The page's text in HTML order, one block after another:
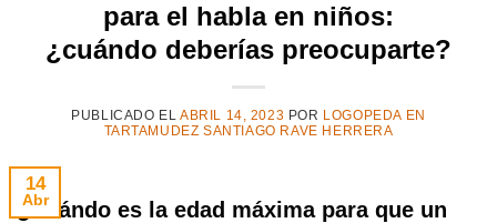
para el habla en niños:
¿cuándo deberías preocuparte?
PUBLICADO EL ABRIL 14, 2023 POR LOGOPEDA EN
TARTAMUDEZ SANTIAGO RAVE HERRERA
14
Abr
¿Cuándo es la edad máxima para que un